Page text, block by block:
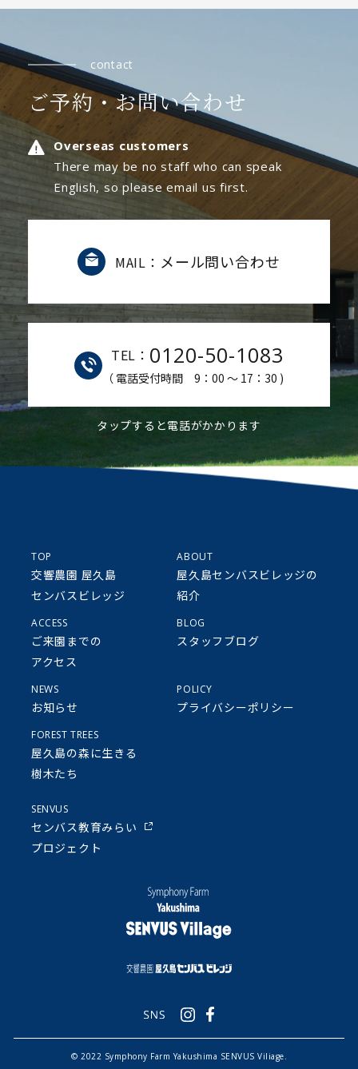
contact
ご予約・お問い合わせ
Overseas customers
There may be no staff who can speak
English, so please email us first.
MAIL： メール問い合わせ
TEL： 0120-50-1083
（ 電話受付時間 9：00 ～ 17：30 )
タップすると電話がかかります
TOP
交響農園 屋久島
センバスビレッジ
ABOUT
屋久島センバスビレッジの
紹介
ACCESS
ご来園までの
アクセス
BLOG
スタッフブログ
NEWS
お知らせ
POLICY
プライバシーポリシー
FOREST TREES
屋久島の森に生きる
樹木たち
SENVUS
センバス教育みらい
プロジェクト
©︎ 2022 Symphony Farm Yakushima SENVUS Viliage.